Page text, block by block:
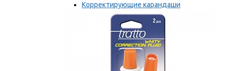
Корректирующие карандаши
Корректирующие ленты
Мы рекомендуем